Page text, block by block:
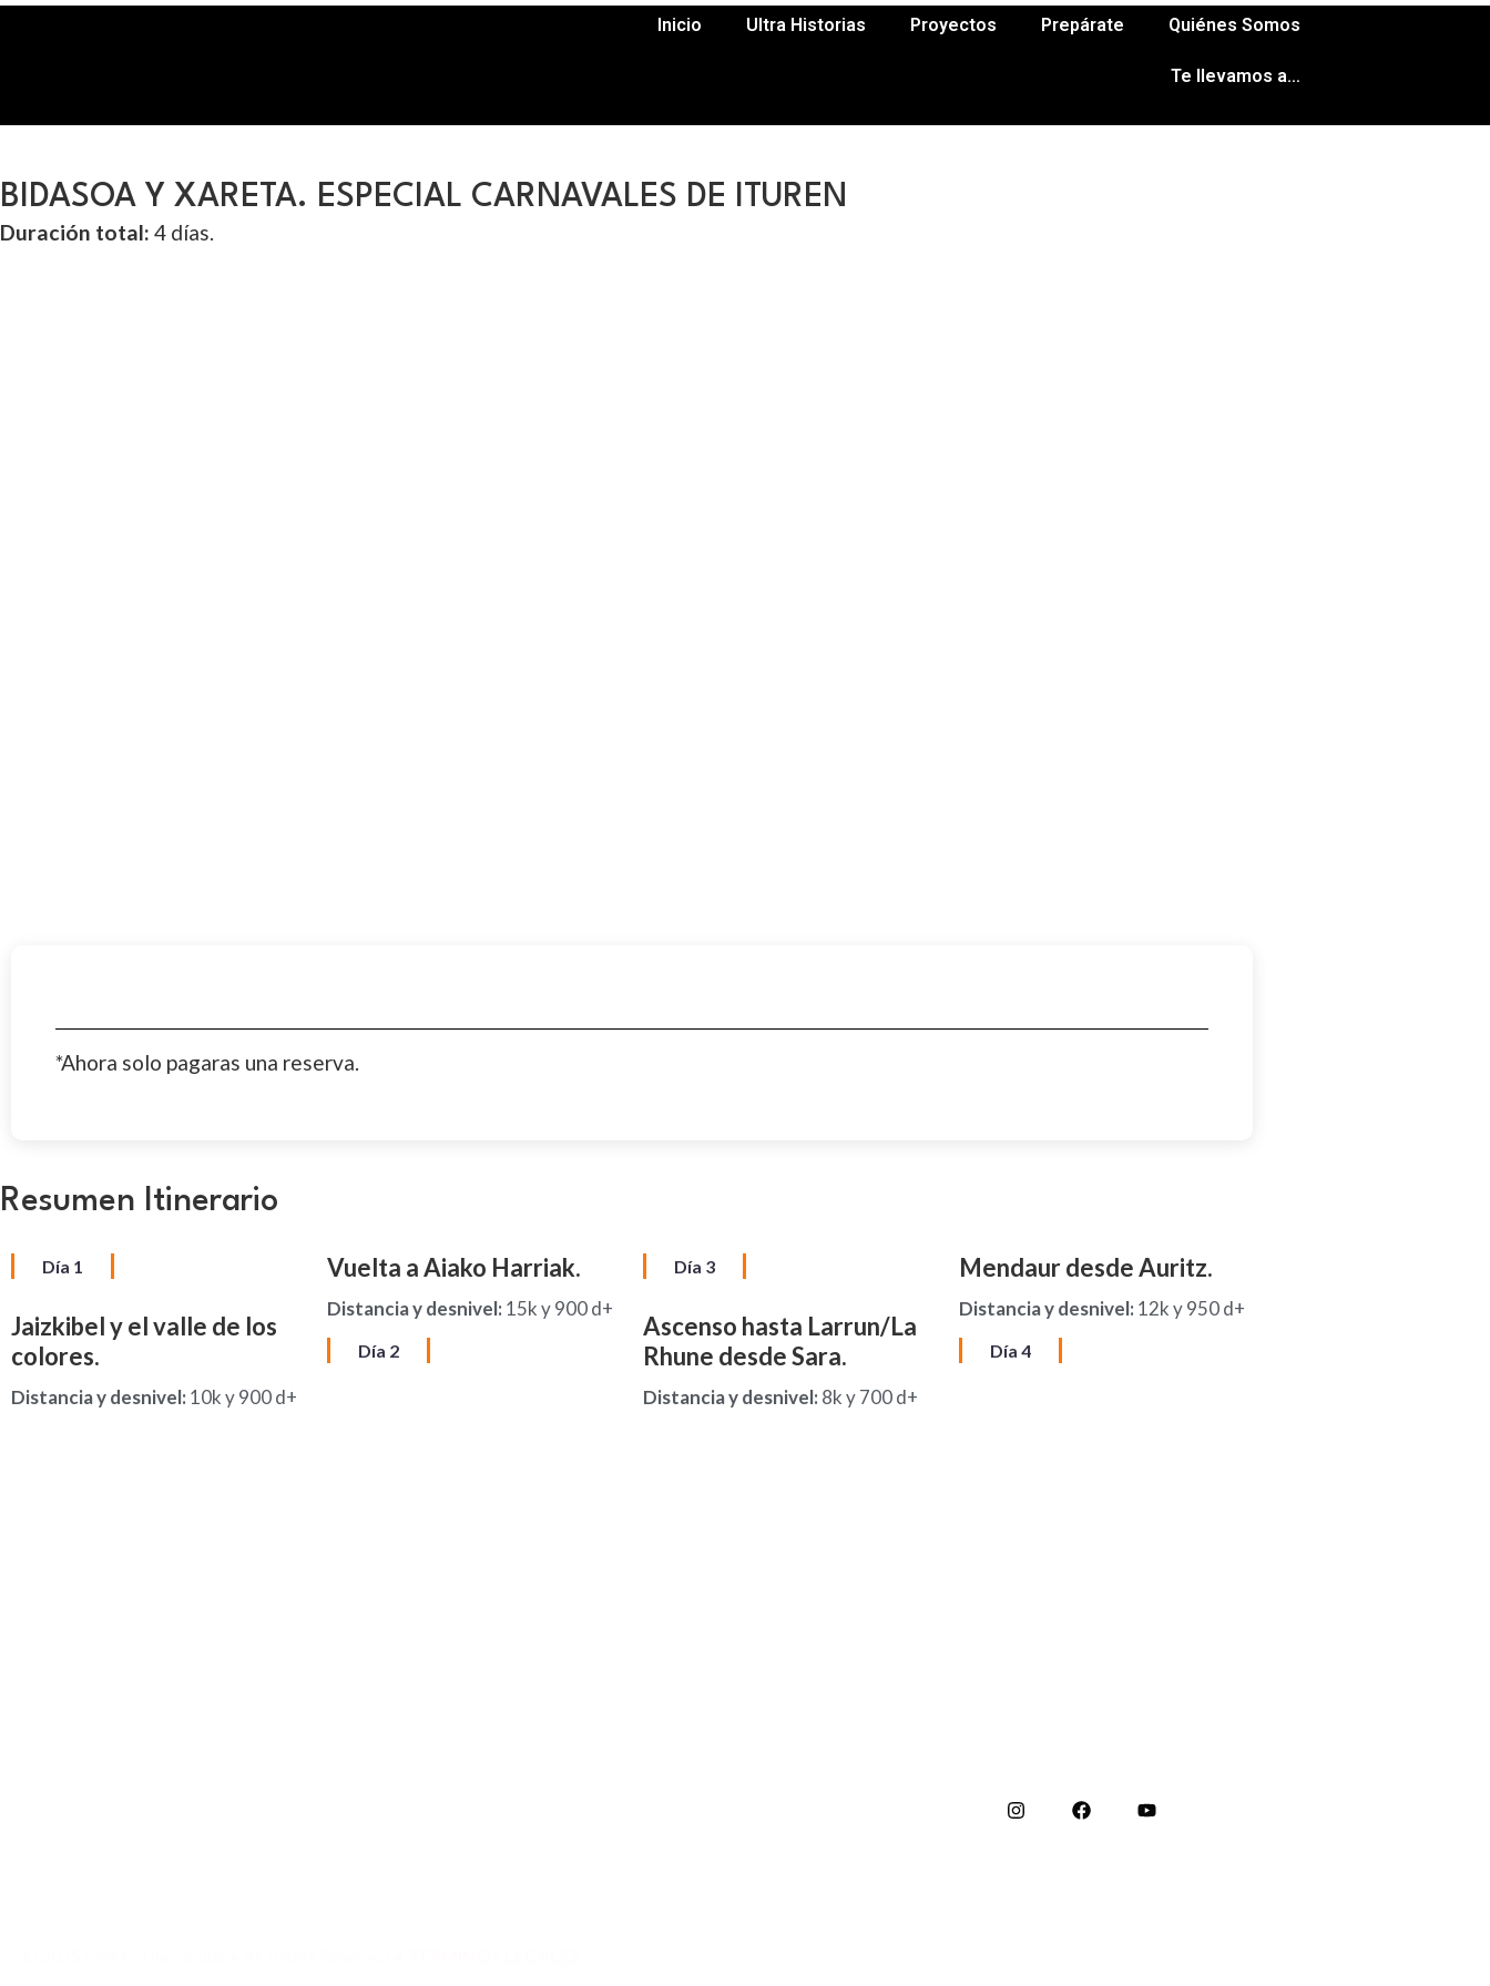
Inicio Ultra Historias Proyectos Prepárate Quiénes Somos
Te llevamos a…
BIDASOA Y XARETA. ESPECIAL CARNAVALES DE ITUREN
Duración total: 4 días.
*Ahora solo pagaras una reserva.
Resumen Itinerario
Día 1
Jaizkibel y el valle de los
colores.
Distancia y desnivel: 10k y 900 d+
Vuelta a Aiako Harriak.
Distancia y desnivel: 15k y 900 d+
Día 2
Día 3
Ascenso hasta Larrun/La
Rhune desde Sara.
Distancia y desnivel: 8k y 700 d+
Mendaur desde Auritz.
Distancia y desnivel: 12k y 950 d+
Día 4